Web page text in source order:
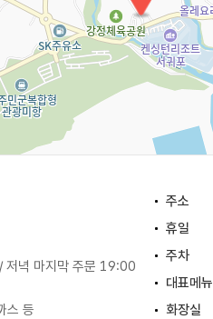
주소
녁 마지막 주문 19:00
휴일
주차
대표메뉴
스 등 화장실